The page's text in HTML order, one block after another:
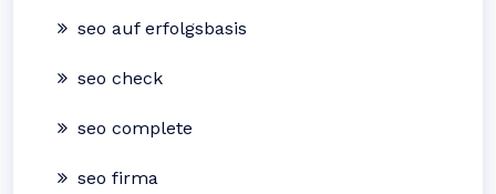
seo auf erfolgsbasis
seo check
seo complete
seo firma